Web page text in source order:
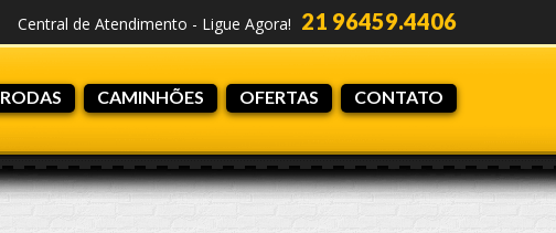
Central de Atendimento - Ligue Agora! 21 96459.4406
RODAS CAMINHÕES OFERTAS CONTATO